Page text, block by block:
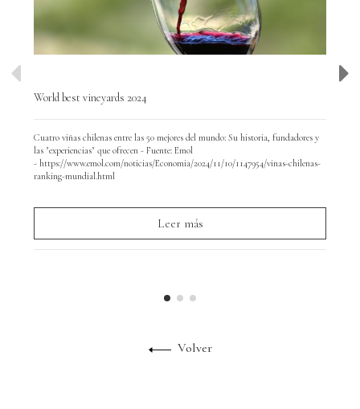
World best vineyards 2024
Cuatro viñas chilenas entre las 50 mejores del mundo: Su historia, fundadores y
las "experiencias" que ofrecen - Fuente: Emol
- https://www.emol.com/noticias/Economia/2024/11/10/1147954/vinas-chilenas-
ranking-mundial.html
Leer más
Volver